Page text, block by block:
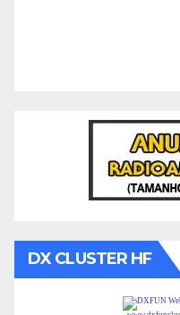
DX CLUSTER HF